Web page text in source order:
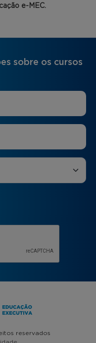
e-MEC.
sobre os cursos
reservados